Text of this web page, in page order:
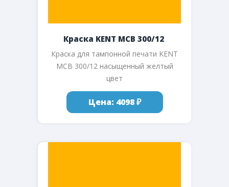
Краска KENT MCB 300/12
Краска для тампонной печати KENT
MCB 300/12 насыщенный желтый
цвет
Цена: 4098 ₽